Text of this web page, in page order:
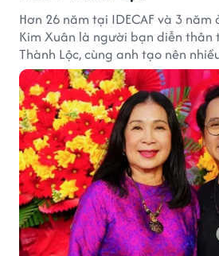
Hơn 26 năm tại IDECAF và 3
Kim Xuân là người bạn diễn thân
Thành Lộc, cùng anh tạo nên
khấu.